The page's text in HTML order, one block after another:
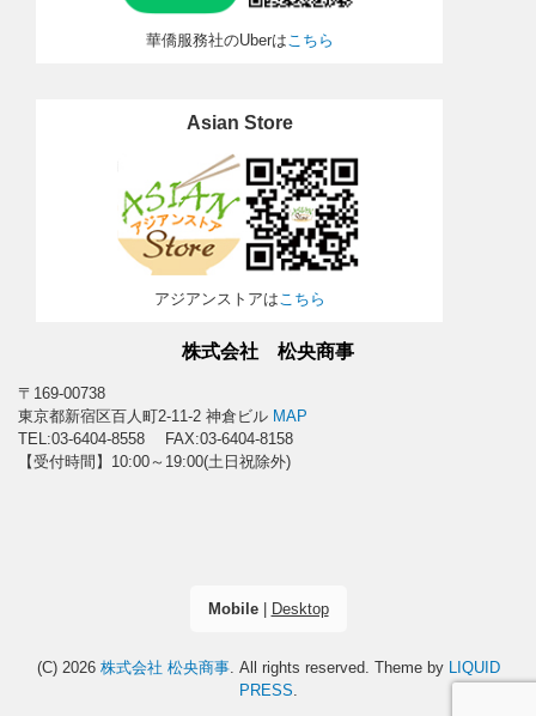
華僑服務社のUberは こちら
Asian Store
アジアンストアはこちら
株式会社 松央商事
〒169-00738
東京都新宿区百人町2-11-2 神倉ビル MAP
TEL:03-6404-8558 FAX:03-6404-8158
【受付時間】10:00～19:00(土日祝除外)
Mobile| Desktop
(C) 2026 株式会社 松央商事. All rights reserved. Theme by LIQUID
PRESS.